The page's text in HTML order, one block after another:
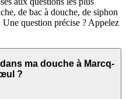
de bac à douche, de siphon
question précise ? Appelez
ma douche à Marcq-
?